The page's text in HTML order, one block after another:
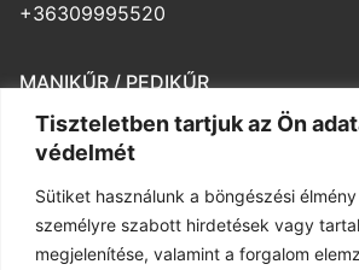
Tiszteletben tartjuk az Ön
védelmét
Sütiket használunk a böngészési
személyre szabott hirdetések vagy
megjelenítése, valamint a forgalom
+36309995520
MANIKŰR / PEDIKŰR
Balogh Veronika: +36203643508
Medváczné Ibolya: +36302569197
MASSZÁZS